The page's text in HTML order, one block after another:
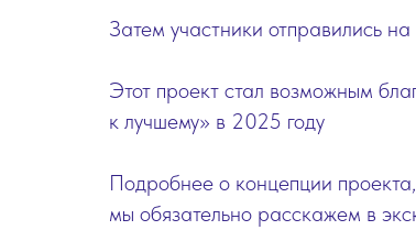
Затем участники отправились на
Этот проект стал возможным
к лучшему» в 2025 году
Подробнее о концепции
мы обязательно расскажем в